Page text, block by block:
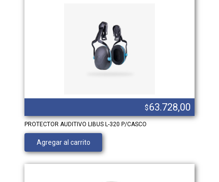
$63.728,00
PROTECTOR AUDITIVO LIBUS L-320 P/CASCO
Agregar al carrito